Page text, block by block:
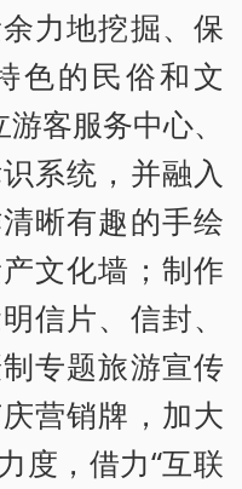
力地挖掘、保
色的民俗和文
客服务中心、
系统，并融入
晰有趣的手绘
文化墙；制作
信片、信封、
专题旅游宣传
营销牌，加大
度，借力“互联